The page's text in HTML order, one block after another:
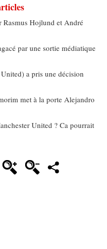
Rasmus Hojlund et André
par une sortie médiatique
a pris une décision
met à la porte Alejandro
United ? Ca pourrait